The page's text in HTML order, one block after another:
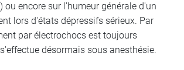
ou encore sur l'humeur générale d'un
lors d'états dépressifs sérieux. Par
par électrochocs est toujours
désormais sous anesthésie.